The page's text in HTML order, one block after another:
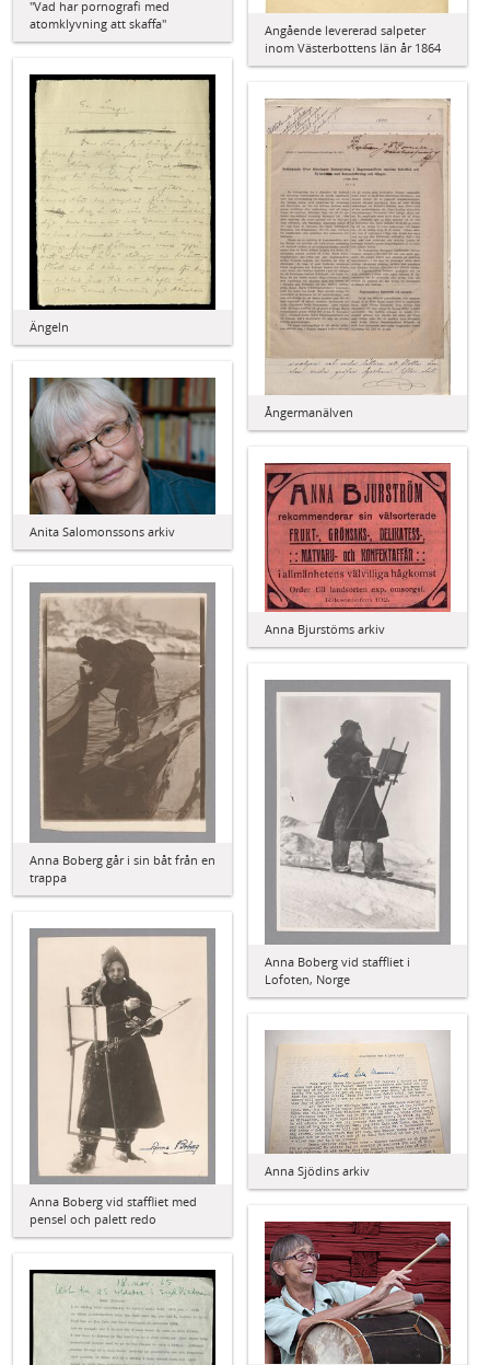
"Vad har pornografi med
atomklyvning att skaffa"
Angående levererad salpeter
inom Västerbottens län år 1864
Ängeln
Ångermanälven
Anita Salomonssons arkiv
Anna Bjurstöms arkiv
Anna Boberg går i sin båt från en
trappa
Anna Boberg vid staffliet i
Lofoten, Norge
Anna Boberg vid staffliet med
pensel och palett redo
Anna Sjödins arkiv